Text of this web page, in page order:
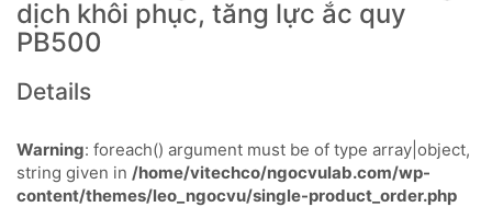
dịch khôi phục, tăng lực ắc quy
PB500
Details
Warning: foreach() argument must be of type array|object,
string given in /home/vitechco/ngocvulab.com/wp-
content/themes/leo_ngocvu/single-product_order.php